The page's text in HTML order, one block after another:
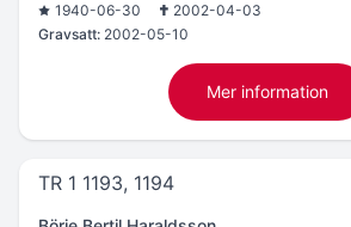
1940-06-30
2002-04-03
Gravsatt: 2002-05-10
Mer information
TR 1 1193, 1194